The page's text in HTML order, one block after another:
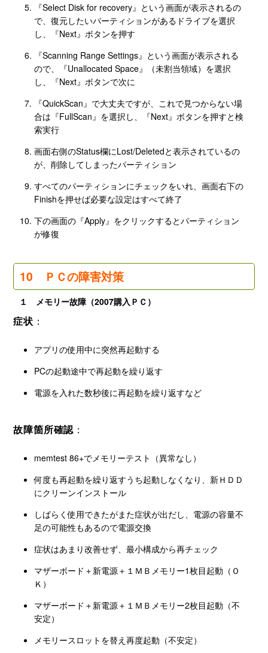
『Select Disk for recovery』という画面が表示されるの
で、復元したいパーティションがあるドライブを選択
し、『Next』ボタンを押す
『Scanning Range Settings』という画面が表示される
ので、『Unallocated Space』（未割当領域）を選択
し、『Next』ボタンで次に
『QuickScan』で大丈夫ですが、これで見つからない場
合は『FullScan』を選択し、『Next』ボタンを押すと検
索実行
画面右側のStatus欄にLost/Deletedと表示されているの
が、削除してしまったパーティション
すべてのパーティションにチェックをいれ、画面右下の
Finishを押せば必要な設定はすべて終了
下の画面の『Apply』をクリックするとパーティション
が修復
10 ＰＣの障害対策
１ メモリー故障（2007購入ＰＣ）
症状 ：
アプリの使用中に突然再起動する
PCの起動途中で再起動を繰り返す
電源を入れた数秒後に再起動を繰り返すなど
故障箇所確認 ：
memtest 86+でメモリーテスト（異常なし）
何度も再起動を繰り返すうち起動しなくなり、新ＨＤＤ
にクリーンインストール
しばらく使用できたがまた症状が出だし、電源の容量不
足の可能性もあるので電源交換
症状はあまり改善せず、最小構成から再チェック
マザーボード＋新電源＋１ＭＢメモリー1枚目起動（Ｏ
Ｋ）
マザーボード＋新電源＋１ＭＢメモリー2枚目起動（不
安定）
メモリースロットを替え再度起動（不安定）